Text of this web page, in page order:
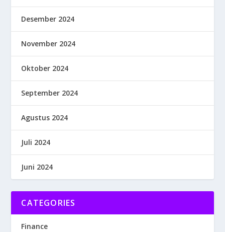
Desember 2024
November 2024
Oktober 2024
September 2024
Agustus 2024
Juli 2024
Juni 2024
CATEGORIES
Finance